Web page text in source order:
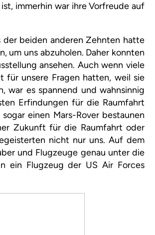
immerhin war ihre Vorfreude auf
der beiden anderen Zehnten hatte
um uns abzuholen. Daher konnten
ansehen. Auch wenn viele
für unsere Fragen hatten, weil sie
war es spannend und wahnsinnig
Erfindungen für die Raumfahrt
einen Mars-Rover bestaunen
Zukunft für die Raumfahrt oder
nicht nur uns. Auf dem
und Flugzeuge genau unter die
ein Flugzeug der US Air Forces